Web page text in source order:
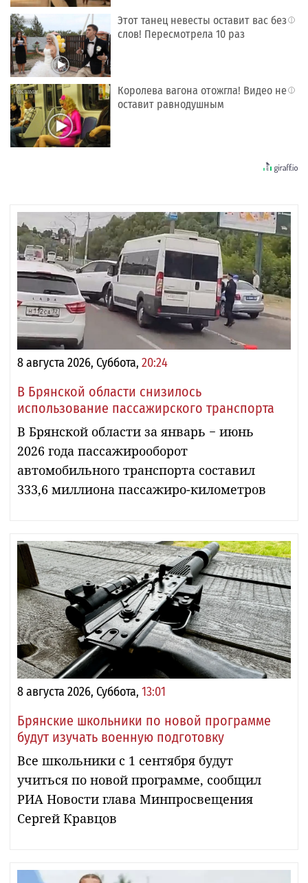
i
Этот танец невесты оставит вас без
слов! Пересмотрела 10 раз
i
Королева вагона отожгла! Видео не
оставит равнодушным
8 августа 2026, Суббота, 20:24
В Брянской области снизилось
использование пассажирского транспорта
В Брянской области за январь − июнь
2026 года пассажирооборот
автомобильного транспорта составил
333,6 миллиона пассажиро-километров
8 августа 2026, Суббота, 13:01
Брянские школьники по новой программе
будут изучать военную подготовку
Все школьники с 1 сентября будут
учиться по новой программе, сообщил
РИА Новости глава Минпросвещения
Сергей Кравцов